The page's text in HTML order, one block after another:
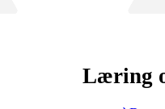
Læring